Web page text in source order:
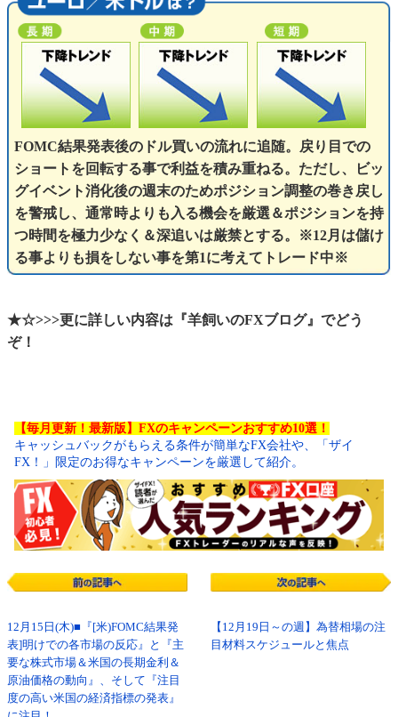
FOMC結果発表後のドル買いの流れに追随。戻り目での
ショートを回転する事で利益を積み重ねる。ただし、ビッ
グイベント消化後の週末のためポジション調整の巻き戻し
を警戒し、通常時よりも入る機会を厳選＆ポジションを持
つ時間を極力少なく＆深追いは厳禁とする。※12月は儲け
る事よりも損をしない事を第1に考えてトレード中※
★☆>>>更に詳しい内容は『羊飼いのFXブログ』でどう
ぞ！
【毎月更新！最新版】FXのキャンペーンおすすめ10選！
キャッシュバックがもらえる条件が簡単なFX会社や、「ザイ
FX！」限定のお得なキャンペーンを厳選して紹介。
12月15日(木)■『[米)FOMC結果発
表]明けでの各市場の反応』と『主
要な株式市場＆米国の長期金利＆
原油価格の動向』、そして『注目
度の高い米国の経済指標の発表』
【12月19日～の週】為替相場の注
目材料スケジュールと焦点